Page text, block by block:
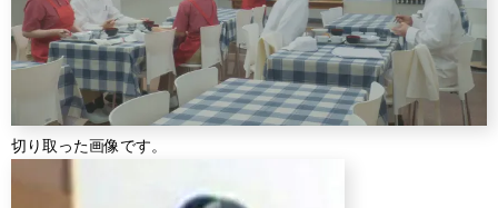
切り取った画像です。